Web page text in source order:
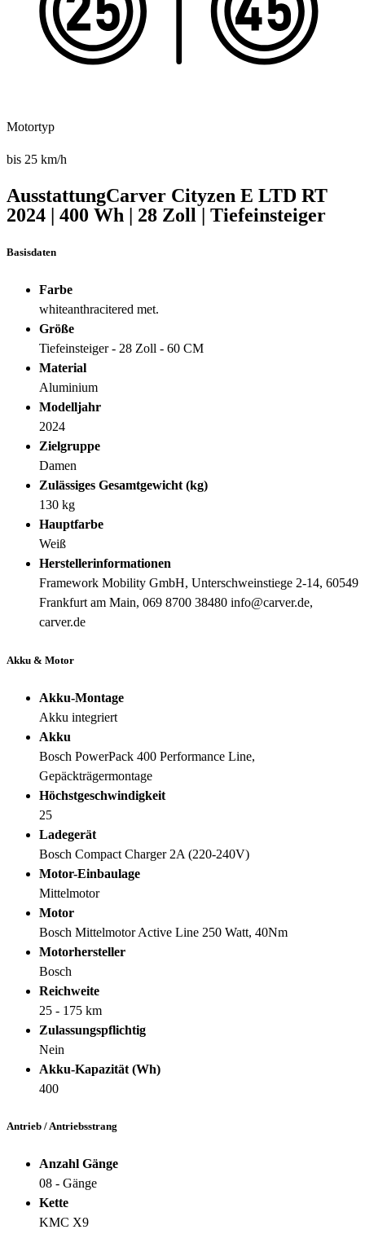
Motortyp
bis 25 km/h
AusstattungCarver Cityzen E LTD RT
2024 | 400 Wh | 28 Zoll | Tiefeinsteiger
Basisdaten
Farbe
whiteanthracitered met.
Größe
Tiefeinsteiger - 28 Zoll - 60 CM
Material
Aluminium
Modelljahr
2024
Zielgruppe
Damen
Zulässiges Gesamtgewicht (kg)
130 kg
Hauptfarbe
Weiß
Herstellerinformationen
Framework Mobility GmbH, Unterschweinstiege 2-14, 60549
Frankfurt am Main, 069 8700 38480 info@carver.de,
carver.de
Akku & Motor
Akku-Montage
Akku integriert
Akku
Bosch PowerPack 400 Performance Line,
Gepäckträgermontage
Höchstgeschwindigkeit
25
Ladegerät
Bosch Compact Charger 2A (220-240V)
Motor-Einbaulage
Mittelmotor
Motor
Bosch Mittelmotor Active Line 250 Watt, 40Nm
Motorhersteller
Bosch
Reichweite
25 - 175 km
Zulassungspflichtig
Nein
Akku-Kapazität (Wh)
400
Antrieb / Antriebsstrang
Anzahl Gänge
08 - Gänge
Kette
KMC X9